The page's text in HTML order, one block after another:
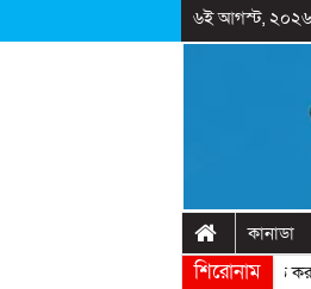
৬ই আগস্ট, ২০২৬
কানাডা
শিরোনাম
অনুষ্ঠানের প্রামাণ্যচিত্রে ইতিহাস বিকৃত